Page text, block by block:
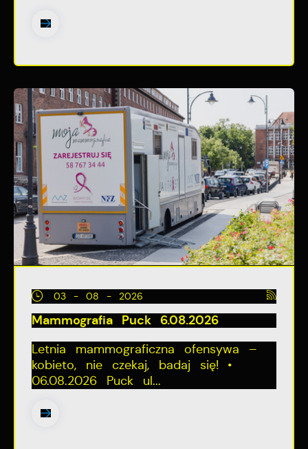
03 - 08 - 2026
Mammografia Puck 6.08.2026
Letnia mammograficzna ofensywa –
kobieto, nie czekaj, badaj się! •
06.08.2026 Puck ul...